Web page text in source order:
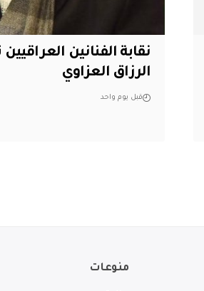
نقابة الفنانين
الرزاق العزاوي
قبل يوم واحد
منوعات